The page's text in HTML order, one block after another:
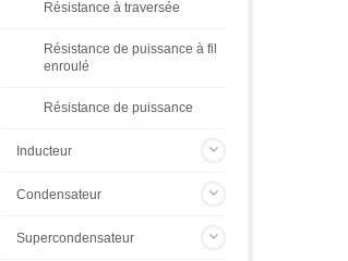
Résistance à traversée
Résistance de puissance à fil
enroulé
Résistance de puissance
Inducteur
Condensateur
Supercondensateur